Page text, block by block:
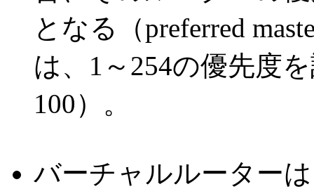
となる（preferred
は、1～254の優先度
100）。
バーチャルルーター